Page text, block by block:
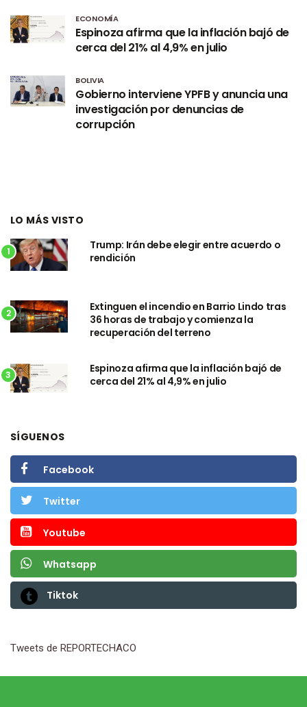
ECONOMÍA
Espinoza afirma que la inflación bajó de
cerca del 21% al 4,9% en julio
BOLIVIA
Gobierno interviene YPFB y anuncia una
investigación por denuncias de
corrupción
LO MÁS VISTO
1
Trump: Irán debe elegir entre acuerdo o
rendición
2
Extinguen el incendio en Barrio Lindo tras
36 horas de trabajo y comienza la
recuperación del terreno
3
Espinoza afirma que la inflación bajó de
cerca del 21% al 4,9% en julio
SÍGUENOS
Facebook
Twitter
Youtube
Whatsapp
Tiktok
Tweets de REPORTECHACO